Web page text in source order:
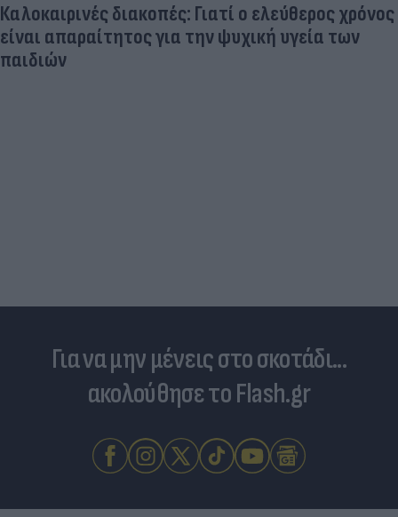
Καλοκαιρινές διακοπές: Γιατί ο ελεύθερος χρόνος
είναι απαραίτητος για την ψυχική υγεία των
παιδιών
Για να μην μένεις στο σκοτάδι...
ακολούθησε το Flash.gr